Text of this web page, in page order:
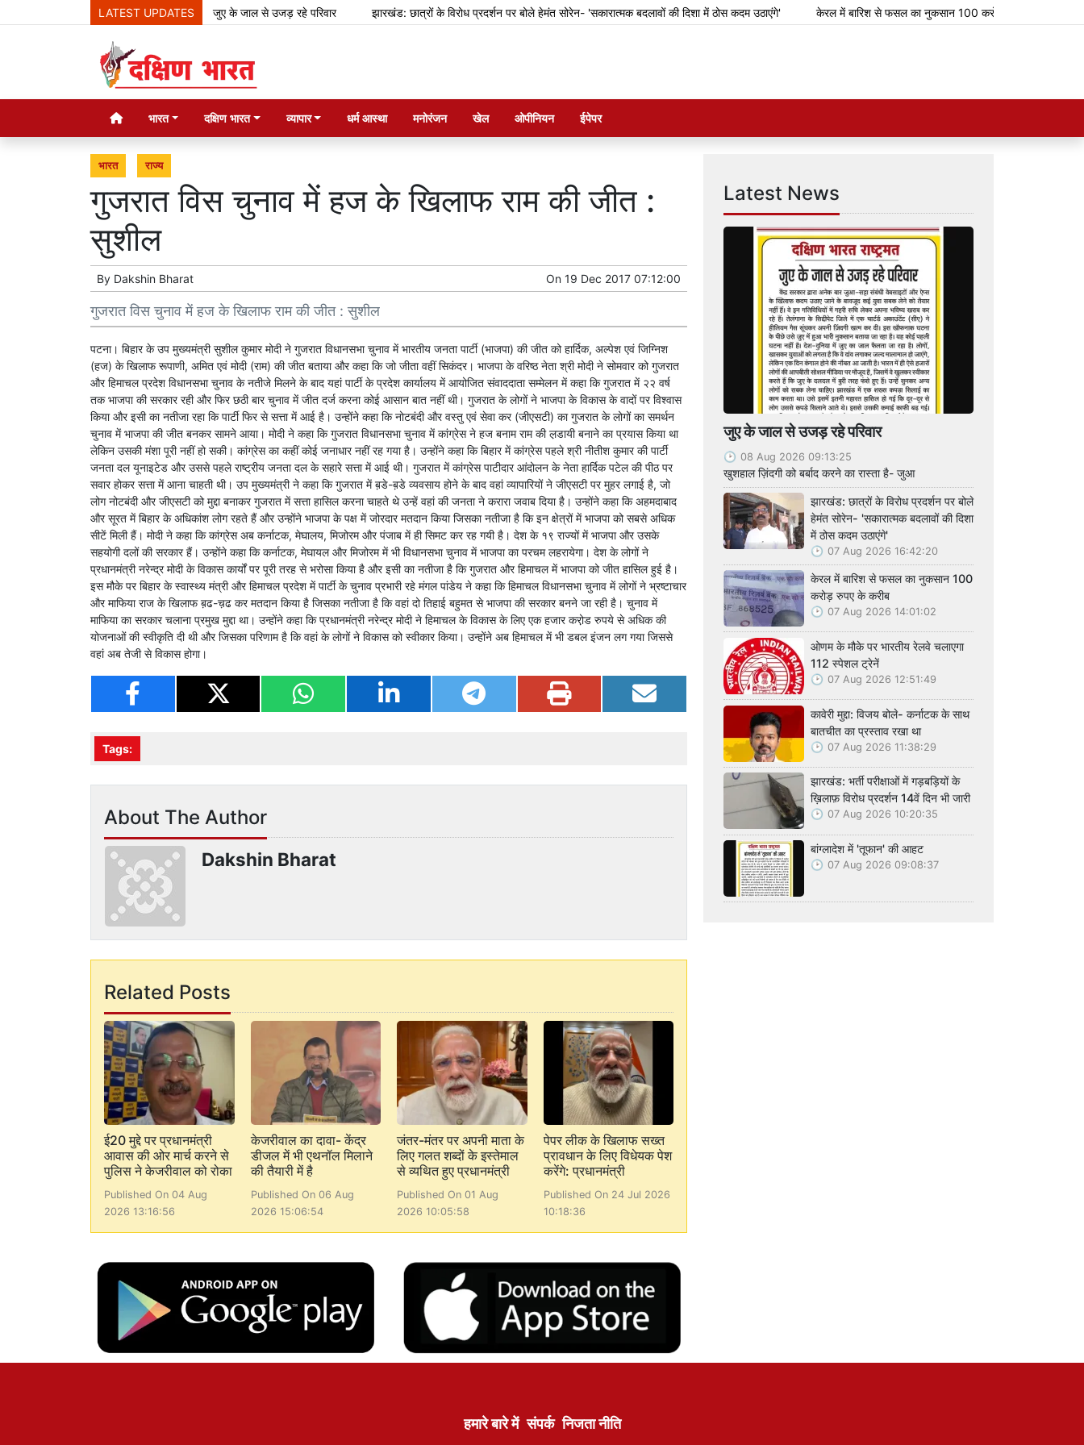
LATEST UPDATESजुए के जाल से उजड़ रहे परिवार झारखंड: छात्रों के विरोध प्रदर्शन पर बोले हेमंत सोरेन- 'सकारात्मक बदलावों की दिशा में ठोस कदम उठाएंगे' केरल में बारिश से फसल का नुकसान 100 करोड़ रुपए के करीब
भारत दक्षिण भारत व्यापार धर्म आस्था मनोरंजन खेल ओपीनियन ईपेपर
भारत राज्य
गुजरात विस चुनाव में हज के खिलाफ राम की जीत :
सुशील
By Dakshin Bharat On 19 Dec 2017 07:12:00
गुजरात विस चुनाव में हज के खिलाफ राम की जीत : सुशील
पटना। बिहार के उप मुख्यमंत्री सुशील कुमार मोदी ने गुजरात विधानसभा चुनाव में भारतीय जनता पार्टी (भाजपा) की जीत को हार्दिक, अल्पेश एवं जिग्निश
(हज) के खिलाफ रूपाणी, अमित एवं मोदी (राम) की जीत बताया और कहा कि जो जीता वहीं सिकंदर। भाजपा के वरिष्ठ नेता श्री मोदी ने सोमवार को गुजरात
और हिमाचल प्रदेश विधानसभा चुनाव के नतीजे मिलने के बाद यहां पार्टी के प्रदेश कार्यालय में आयोजित संवाददाता सम्मेलन में कहा कि गुजरात में २२ वर्ष
तक भाजपा की सरकार रही और फिर छठी बार चुनाव में जीत दर्ज करना कोई आसान बात नहीं थी। गुजरात के लोगों ने भाजपा के विकास के वादों पर विश्वास
किया और इसी का नतीजा रहा कि पार्टी फिर से सत्ता में आई है। उन्होंने कहा कि नोटबंदी और वस्तु एवं सेवा कर (जीएसटी) का गुजरात के लोगों का समर्थन
चुनाव में भाजपा की जीत बनकर सामने आया। मोदी ने कहा कि गुजरात विधानसभा चुनाव में कांग्रेस ने हज बनाम राम की ल़डायी बनाने का प्रयास किया था
लेकिन उसकी मंशा पूरी नहीं हो सकी। कांग्रेस का कहीं कोई जनाधार नहीं रह गया है। उन्होंने कहा कि बिहार में कांग्रेस पहले श्री नीतीश कुमार की पार्टी
जनता दल यूनाइटेड और उससे पहले राष्ट्रीय जनता दल के सहारे सत्ता में आई थी। गुजरात में कांग्रेस पाटीदार आंदोलन के नेता हार्दिक पटेल की पीठ पर
सवार होकर सत्ता में आना चाहती थी। उप मुख्यमंत्री ने कहा कि गुजरात में ब़डे-ब़डे व्यवसाय होने के बाद वहां व्यापारियों ने जीएसटी पर मुहर लगाई है, जो
लोग नोटबंदी और जीएसटी को मुद्दा बनाकर गुजरात में सत्ता हासिल करना चाहते थे उन्हें वहां की जनता ने करारा जवाब दिया है। उन्होंने कहा कि अहमदाबाद
और सूरत में बिहार के अधिकांश लोग रहते हैं और उन्होंने भाजपा के पक्ष में जोरदार मतदान किया जिसका नतीजा है कि इन क्षेत्रों में भाजपा को सबसे अधिक
सीटें मिली हैं। मोदी ने कहा कि कांग्रेस अब कर्नाटक, मेघालय, मिजोरम और पंजाब में ही सिमट कर रह गयी है। देश के १९ राज्यों में भाजपा और उसके
सहयोगी दलों की सरकार हैं। उन्होंने कहा कि कर्नाटक, मेघायल और मिजोरम में भी विधानसभा चुनाव में भाजपा का परचम लहरायेगा। देश के लोगों ने
प्रधानमंत्री नरेन्द्र मोदी के विकास कार्यों पर पूरी तरह से भरोसा किया है और इसी का नतीजा है कि गुजरात और हिमाचल में भाजपा को जीत हासिल हुई है।
इस मौके पर बिहार के स्वास्थ्य मंत्री और हिमाचल प्रदेश में पार्टी के चुनाव प्रभारी रहे मंगल पांडेय ने कहा कि हिमाचल विधानसभा चुनाव में लोगों ने भ्रष्टाचार
और माफिया राज के खिलाफ ब़ढ-च़ढ कर मतदान किया है जिसका नतीजा है कि वहां दो तिहाई बहुमत से भाजपा की सरकार बनने जा रही है। चुनाव में
माफिया का सरकार चलाना प्रमुख मुद्दा था। उन्होंने कहा कि प्रधानमंत्री नरेन्द्र मोदी ने हिमाचल के विकास के लिए एक हजार करो़ड रुपये से अधिक की
योजनाओं की स्वीकृति दी थी और जिसका परिणाम है कि वहां के लोगों ने विकास को स्वीकार किया। उन्होंने अब हिमाचल में भी डबल इंजन लग गया जिससे
वहां अब तेजी से विकास होगा।
Tags:
About The Author
Dakshin Bharat
Related Posts
ई20 मुद्दे पर प्रधानमंत्री
आवास की ओर मार्च करने से
पुलिस ने केजरीवाल को रोका
Published On 04 Aug
2026 13:16:56
केजरीवाल का दावा- केंद्र
डीजल में भी एथनॉल मिलाने
की तैयारी में है
Published On 06 Aug
2026 15:06:54
जंतर-मंतर पर अपनी माता के
लिए गलत शब्दों के इस्तेमाल
से व्यथित हुए प्रधानमंत्री
Published On 01 Aug
2026 10:05:58
पेपर लीक के खिलाफ सख्त
प्रावधान के लिए विधेयक पेश
करेंगे: प्रधानमंत्री
Published On 24 Jul 2026
10:18:36
Latest News
जुए के जाल से उजड़ रहे परिवार
08 Aug 2026 09:13:25
खुशहाल ज़िंदगी को बर्बाद करने का रास्ता है- जुआ
झारखंड: छात्रों के विरोध प्रदर्शन पर बोले
हेमंत सोरेन- 'सकारात्मक बदलावों की दिशा
में ठोस कदम उठाएंगे'
07 Aug 2026 16:42:20
केरल में बारिश से फसल का नुकसान 100
करोड़ रुपए के करीब
07 Aug 2026 14:01:02
ओणम के मौके पर भारतीय रेलवे चलाएगा
112 स्पेशल ट्रेनें
07 Aug 2026 12:51:49
कावेरी मुद्दा: विजय बोले- कर्नाटक के साथ
बातचीत का प्रस्ताव रखा था
07 Aug 2026 11:38:29
झारखंड: भर्ती परीक्षाओं में गड़बड़ियों के
ख़िलाफ़ विरोध प्रदर्शन 14वें दिन भी जारी
07 Aug 2026 10:20:35
बांग्लादेश में 'तूफान' की आहट
07 Aug 2026 09:08:37
हमारे बारे में संपर्क निजता नीति